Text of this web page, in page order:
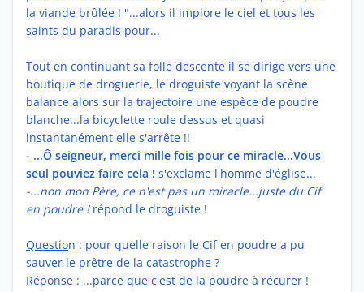
la viande brûlée ! "...alors il implore le ciel et tous les
saints du paradis pour...
Tout en continuant sa folle descente il se dirige vers une
boutique de droguerie, le droguiste voyant la scène
balance alors sur la trajectoire une espèce de poudre
blanche...la bicyclette roule dessus et quasi
instantanément elle s'arrête !!
- ...Ô seigneur, merci mille fois pour ce miracle...Vous
seul pouviez faire cela ! s'exclame l'homme d'église...
-...non mon Père, ce n'est pas un miracle...juste du Cif
en poudre !répond le droguiste !
Question : pour quelle raison le Cif en poudre a pu
sauver le prêtre de la catastrophe ?
Réponse : ...parce que c'est de la poudre à récurer !